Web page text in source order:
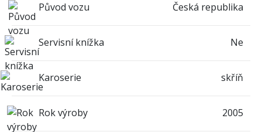
Původ vozu Česká republika
Servisní knížka Ne
Karoserie skříň
Rok výroby 2005